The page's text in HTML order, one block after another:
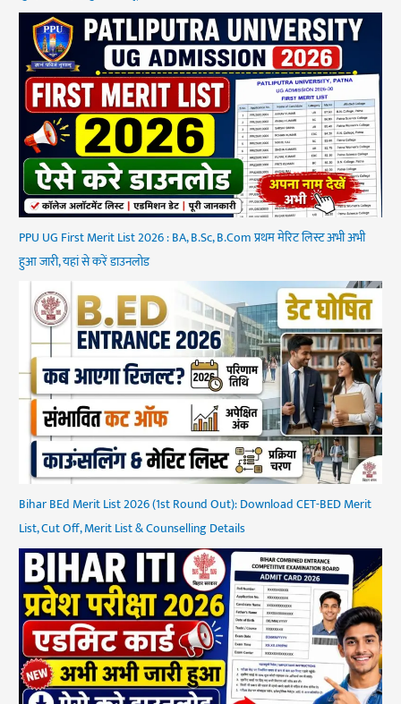
PPU UG First Merit List 2026 : BA, B.Sc, B.Com प्रथम मेरिट लिस्ट अभी अभी
हुआ जारी, यहां से करें डाउनलोड
Bihar BEd Merit List 2026 (1st Round Out): Download CET-BED Merit
List, Cut Off, Merit List & Counselling Details